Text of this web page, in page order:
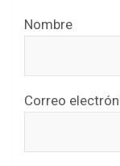
Nombre
Correo